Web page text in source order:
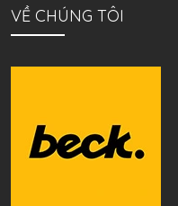
VỀ CHÚNG TÔI